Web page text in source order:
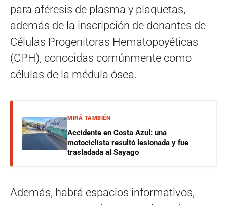
para aféresis de plasma y plaquetas,
además de la inscripción de donantes de
Células Progenitoras Hematopoyéticas
(CPH), conocidas comúnmente como
células de la médula ósea.
MIRÁ TAMBIÉN
Accidente en Costa Azul: una
motociclista resultó lesionada y fue
trasladada al Sayago
Además, habrá espacios informativos,